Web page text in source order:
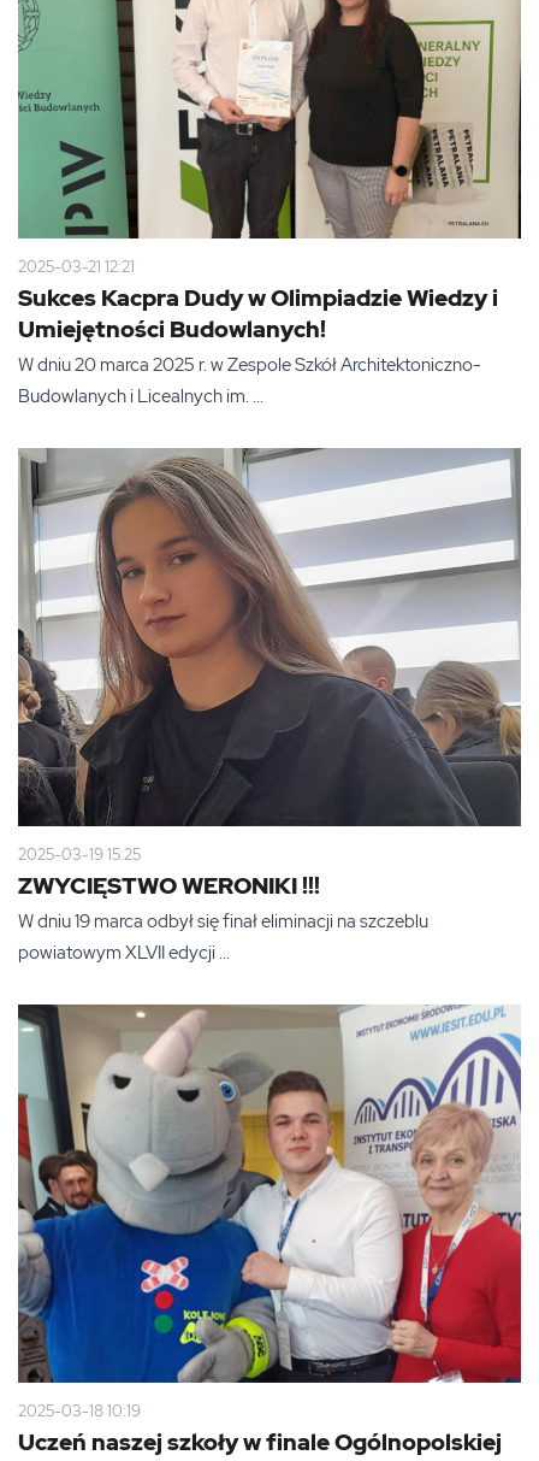
2025-03-21 12:21
Sukces Kacpra Dudy w Olimpiadzie Wiedzy i
Umiejętności Budowlanych!
W dniu 20 marca 2025 r. w Zespole Szkół Architektoniczno-
Budowlanych i Licealnych im. ...
2025-03-19 15:25
ZWYCIĘSTWO WERONIKI !!!
W dniu 19 marca odbył się finał eliminacji na szczeblu
powiatowym XLVII edycji ...
2025-03-18 10:19
Uczeń naszej szkoły w finale Ogólnopolskiej